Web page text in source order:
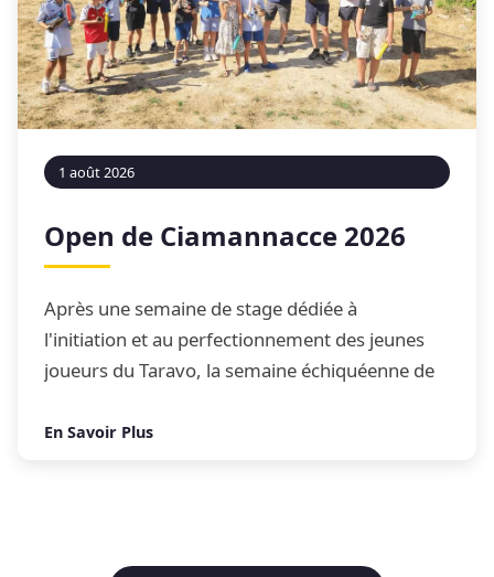
1 août 2026
Open de Ciamannacce 2026
Après une semaine de stage dédiée à
l'initiation et au perfectionnement des jeunes
joueurs du Taravo, la semaine échiquéenne de
Open de blitz
En Savoir Plus